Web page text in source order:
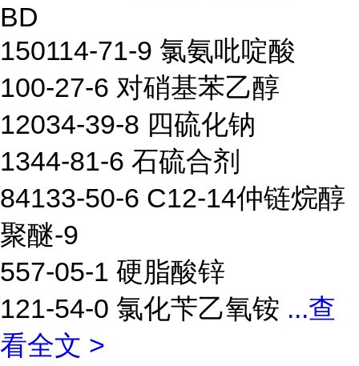
BD
150114-71-9 氯氨吡啶酸
100-27-6 对硝基苯乙醇
12034-39-8 四硫化钠
1344-81-6 石硫合剂
84133-50-6 C12-14仲链烷醇
聚醚-9
557-05-1 硬脂酸锌
121-54-0 氯化苄乙氧铵 ...查
看全文 >